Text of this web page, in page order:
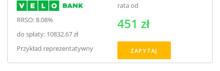
RRSO: 8.08%
do spłaty: 10832.67 zł
Przykład reprezentatywny
rata od
451 zł
ZAPYTAJ